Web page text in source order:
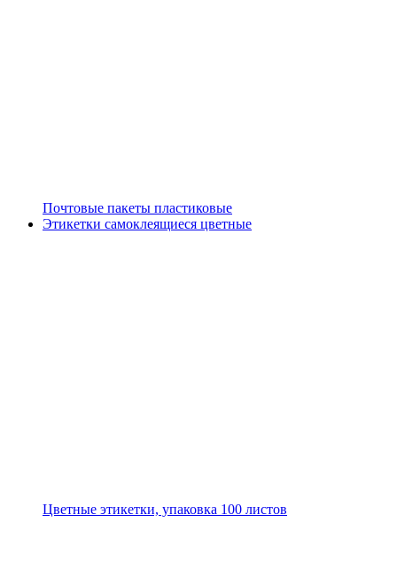
Почтовые пакеты пластиковые
Этикетки самоклеящиеся цветные
Цветные этикетки, упаковка 100 листов